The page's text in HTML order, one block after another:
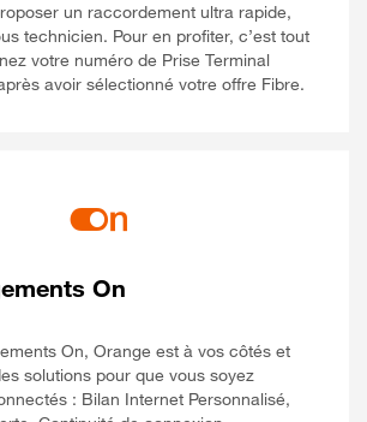
un raccordement ultra rapide,
technicien. Pour en profiter, c’est tout
votre numéro de Prise Terminal
avoir sélectionné votre offre Fibre.
On
On, Orange est à vos côtés et
solutions pour que vous soyez
: Bilan Internet Personnalisé,